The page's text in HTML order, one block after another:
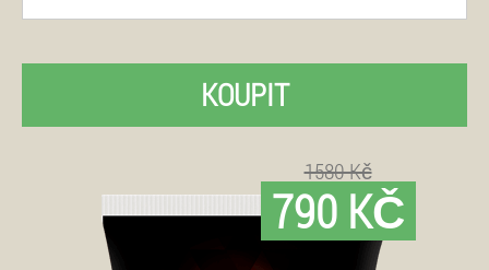
KOUPIT
1580 Kč
790 KČ